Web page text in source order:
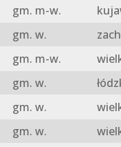
gm. m-w.
gm. w.
gm. m-w.
gm. w.
gm. w.
gm. w.